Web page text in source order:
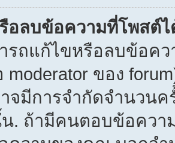
อลบข้อความที่โพสต์ไ
ถแก้ไขหรือลบข้อคว
moderator ของ
จมีการจำกัดจำนวน
. ถ้ามีคนตอบข้อคว